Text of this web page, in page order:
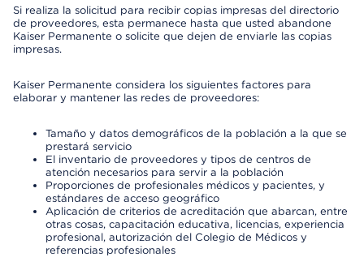
Si realiza la solicitud para recibir copias impresas del directorio
de proveedores, esta permanece hasta que usted abandone
Kaiser Permanente o solicite que dejen de enviarle las copias
impresas.
Kaiser Permanente considera los siguientes factores para
elaborar y mantener las redes de proveedores:
Tamaño y datos demográficos de la población a la que se
prestará servicio
El inventario de proveedores y tipos de centros de
atención necesarios para servir a la población
Proporciones de profesionales médicos y pacientes, y
estándares de acceso geográfico
Aplicación de criterios de acreditación que abarcan, entre
otras cosas, capacitación educativa, licencias, experiencia
profesional, autorización del Colegio de Médicos y
referencias profesionales